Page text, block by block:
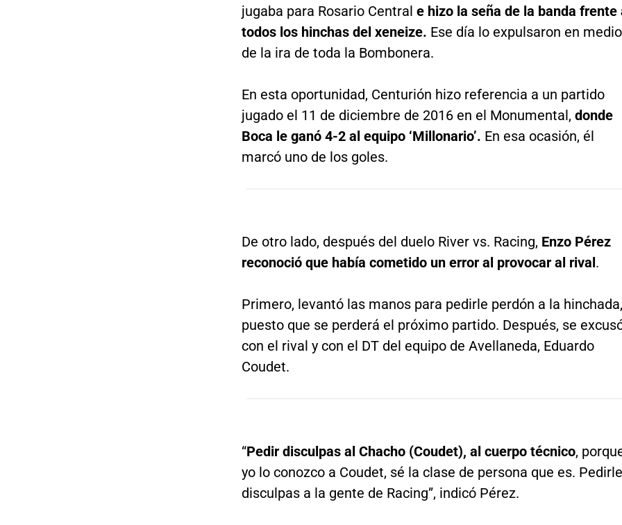
jugaba para Rosario Central e hizo la seña de la banda frente
todos los hinchas del xeneize. Ese día lo expulsaron en medio
de la ira de toda la Bombonera.
En esta oportunidad, Centurión hizo referencia a un partido
jugado el 11 de diciembre de 2016 en el Monumental, donde
Boca le ganó 4-2 al equipo ‘Millonario’. En esa ocasión, él
marcó uno de los goles.
De otro lado, después del duelo River vs. Racing, Enzo Pérez
reconoció que había cometido un error al provocar al rival.
Primero, levantó las manos para pedirle perdón a la hinchada,
puesto que se perderá el próximo partido. Después, se
con el rival y con el DT del equipo de Avellaneda, Eduardo
Coudet.
“Pedir disculpas al Chacho (Coudet), al cuerpo técnico,
yo lo conozco a Coudet, sé la clase de persona que es. Pedirle
disculpas a la gente de Racing”, indicó Pérez.